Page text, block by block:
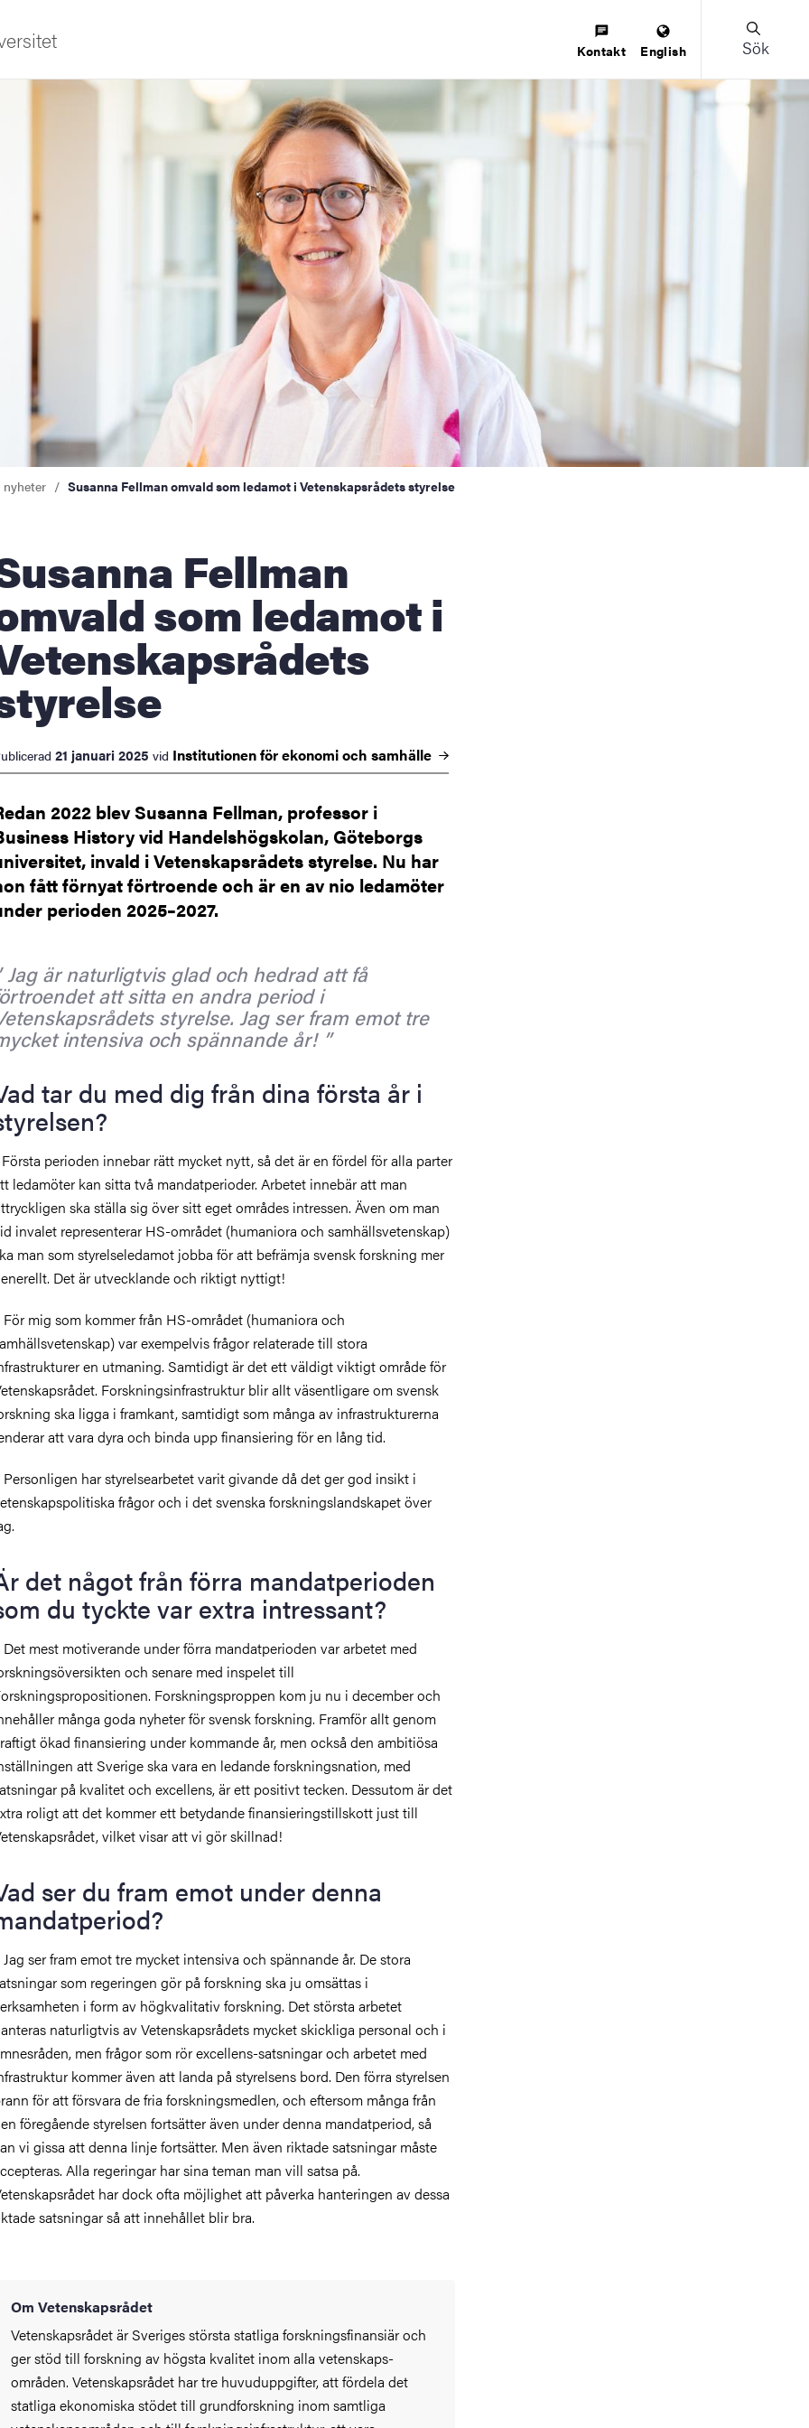
innovation
Kontakt English Sök
nyheter Susanna Fellman omvald som ledamot i Vetenskapsrådets styrelse
som ledamot i
21 januari 2025 vid Institutionen för ekonomi och samhälle
2022 blev Susanna Fellman, professor i
History vid Handelshögskolan, Göteborgs
invald i Vetenskapsrådets styrelse. Nu har
fått förnyat förtroende och är en av nio ledamöter
perioden 2025–2027.
Jag är naturligtvis glad och hedrad att få
att sitta en andra period i
styrelse. Jag ser fram emot tre
intensiva och spännande år!
tar du med dig från dina första år i
perioden innebar rätt mycket nytt, så det är en fördel för alla parter
ledamöter kan sitta två mandatperioder. Arbetet innebär att man
ska ställa sig över sitt eget områdes intressen. Även om man
invalet representerar HS-området (humaniora och samhällsvetenskap)
man som styrelseledamot jobba för att befrämja svensk forskning mer
Det är utvecklande och riktigt nyttigt!
För mig som kommer från HS-området (humaniora och
var exempelvis frågor relaterade till stora
en utmaning. Samtidigt är det ett väldigt viktigt område för
Forskningsinfrastruktur blir allt väsentligare om svensk
ska ligga i framkant, samtidigt som många av infrastrukturerna
att vara dyra och binda upp finansiering för en lång tid.
Personligen har styrelsearbetet varit givande då det ger god insikt i
frågor och i det svenska forskningslandskapet över
det något från förra mandatperioden
du tyckte var extra intressant?
Det mest motiverande under förra mandatperioden var arbetet med
och senare med inspelet till
Forskningsproppen kom ju nu i december och
många goda nyheter för svensk forskning. Framför allt genom
ökad finansiering under kommande år, men också den ambitiösa
att Sverige ska vara en ledande forskningsnation, med
på kvalitet och excellens, är ett positivt tecken. Dessutom är det
roligt att det kommer ett betydande finansieringstillskott just till
vilket visar att vi gör skillnad!
ser du fram emot under denna
Jag ser fram emot tre mycket intensiva och spännande år. De stora
som regeringen gör på forskning ska ju omsättas i
i form av högkvalitativ forskning. Det största arbetet
naturligtvis av Vetenskapsrådets mycket skickliga personal och i
men frågor som rör excellens-satsningar och arbetet med
kommer även att landa på styrelsens bord. Den förra styrelsen
för att försvara de fria forskningsmedlen, och eftersom många från
föregående styrelsen fortsätter även under denna mandatperiod, så
vi gissa att denna linje fortsätter. Men även riktade satsningar måste
Alla regeringar har sina teman man vill satsa på.
har dock ofta möjlighet att påverka hanteringen av dessa
satsningar så att innehållet blir bra.
Om Vetenskapsrådet
Vetenskapsrådet är Sveriges största statliga forskningsfinansiär och
ger stöd till forskning av högsta kvalitet inom alla vetenskaps-
områden. Vetenskapsrådet har tre huvuduppgifter, att fördela det
statliga ekonomiska stödet till grundforskning inom samtliga